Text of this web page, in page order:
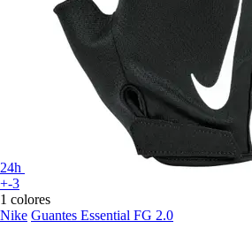
24h
+-3
1 colores
Nike Guantes Essential FG 2.0